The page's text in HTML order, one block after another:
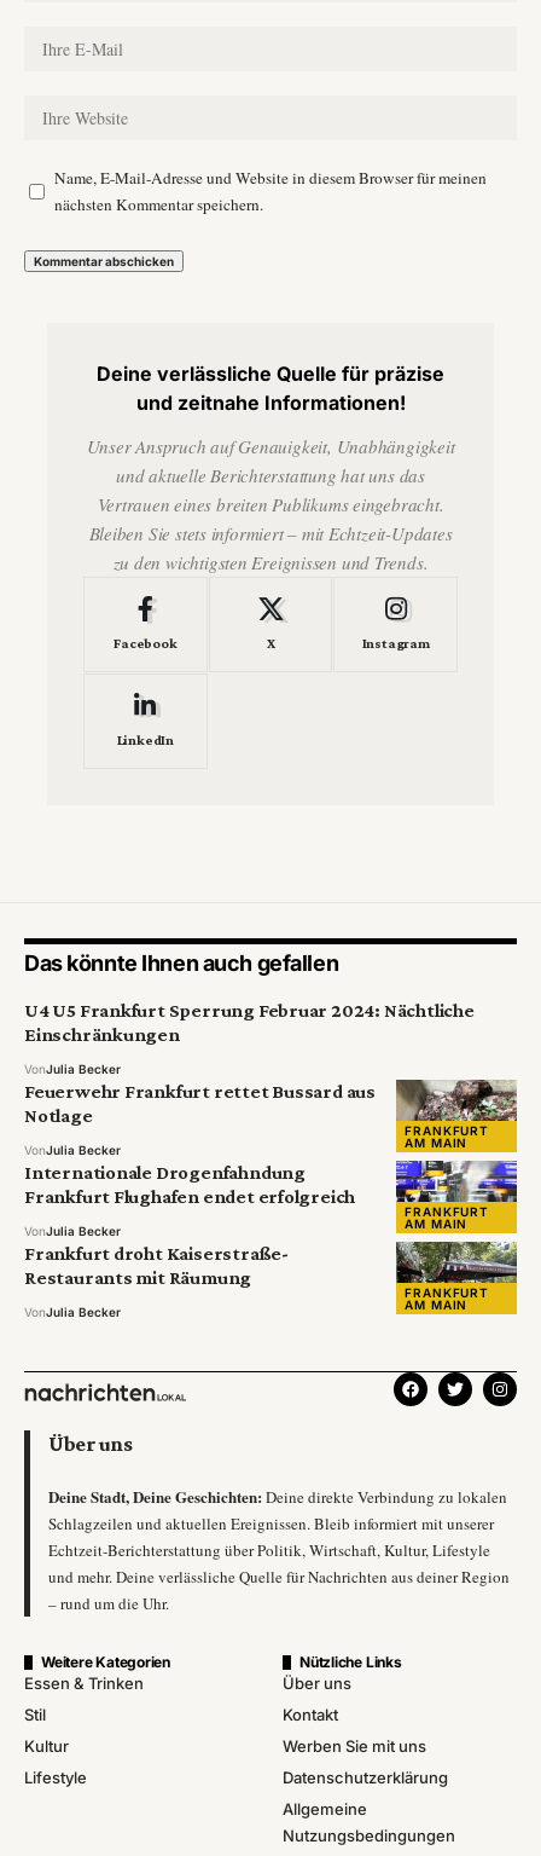
Name, E-Mail-Adresse und Website in diesem Browser für meinen
nächsten Kommentar speichern.
Deine verlässliche Quelle für präzise
und zeitnahe Informationen!
Unser Anspruch auf Genauigkeit, Unabhängigkeit
und aktuelle Berichterstattung hat uns das
Vertrauen eines breiten Publikums eingebracht.
Bleiben Sie stets informiert – mit Echtzeit-Updates
zu den wichtigsten Ereignissen und Trends.
Facebook X Instagram
LinkedIn
Das könnte Ihnen auch gefallen
U4 U5 Frankfurt Sperrung Februar 2024: Nächtliche
Einschränkungen
VonJulia Becker
FRANKFURT
AM MAIN
Feuerwehr Frankfurt rettet Bussard aus
Notlage
VonJulia Becker
FRANKFURT
AM MAIN
Internationale Drogenfahndung
Frankfurt Flughafen endet erfolgreich
VonJulia Becker
FRANKFURT
AM MAIN
Frankfurt droht Kaiserstraße-
Restaurants mit Räumung
VonJulia Becker
Über uns
Deine Stadt, Deine Geschichten: Deine direkte Verbindung zu lokalen
Schlagzeilen und aktuellen Ereignissen. Bleib informiert mit unserer
Echtzeit-Berichterstattung über Politik, Wirtschaft, Kultur, Lifestyle
und mehr. Deine verlässliche Quelle für Nachrichten aus deiner Region
– rund um die Uhr.
Weitere Kategorien
Essen & Trinken
Stil
Kultur
Lifestyle
Nützliche Links
Über uns
Kontakt
Werben Sie mit uns
Datenschutzerklärung
Allgemeine
Nutzungsbedingungen